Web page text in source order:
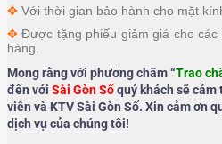
✥ Với thời gian bảo hành cho mặt
✥ Được tặng phiếu giảm giá cho
hàng.
Mong rằng với phương châm “Trao
đến với Sài Gòn Sốquý khách sẽ
viên và KTV Sài Gòn Số. Xin cảm ơn
dịch vụ của chúng tôi!